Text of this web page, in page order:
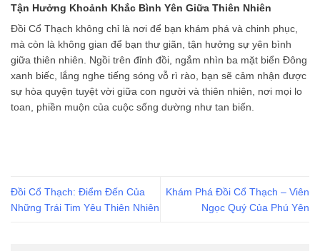
Tận Hưởng Khoảnh Khắc Bình Yên Giữa Thiên Nhiên
Đồi Cổ Thạch không chỉ là nơi để bạn khám phá và chinh phục,
mà còn là không gian để bạn thư giãn, tận hưởng sự yên bình
giữa thiên nhiên. Ngồi trên đỉnh đồi, ngắm nhìn ba mặt biển Đông
xanh biếc, lắng nghe tiếng sóng vỗ rì rào, bạn sẽ cảm nhận được
sự hòa quyện tuyệt vời giữa con người và thiên nhiên, nơi mọi lo
toan, phiền muộn của cuộc sống dường như tan biến.
Đồi Cổ Thạch: Điểm Đến Của
Những Trái Tim Yêu Thiên Nhiên
Khám Phá Đồi Cổ Thạch – Viên
Ngọc Quý Của Phú Yên